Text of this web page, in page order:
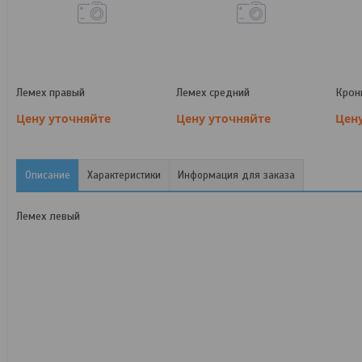
Лемех правый
Цену уточняйте
Лемех средний
Цену уточняйте
Описание Характеристики Информация для заказа
Лемех левый